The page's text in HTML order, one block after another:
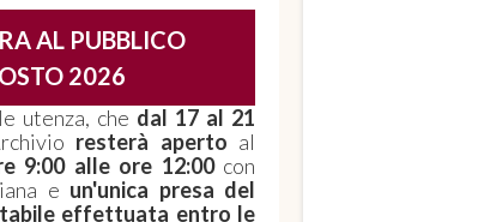
AL PUBBLICO
2026
utenza, che dal 17 al 21
resterà aperto al
9:00 alle ore 12:00con
e un'unica presa del
effettuata entro le